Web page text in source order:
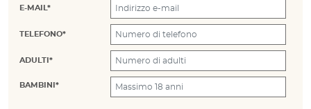
E-MAIL*
TELEFONO*
ADULTI*
BAMBINI*